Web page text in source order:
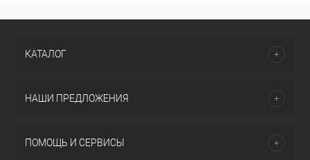
КАТАЛОГ
НАШИ ПРЕДЛОЖЕНИЯ
ПОМОЩЬ И СЕРВИСЫ